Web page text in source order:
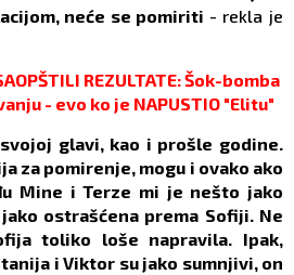
neće se pomiriti - rekla je
REZULTATE: Šok-bomba
- evo ko je NAPUSTIO "Elitu"
glavi, kao i prošle godine.
za pomirenje, mogu i ovako ako
Mine i Terze mi je nešto jako
ostrašćena prema Sofiji. Ne
toliko loše napravila. Ipak,
i Viktor su jako sumnjivi, on